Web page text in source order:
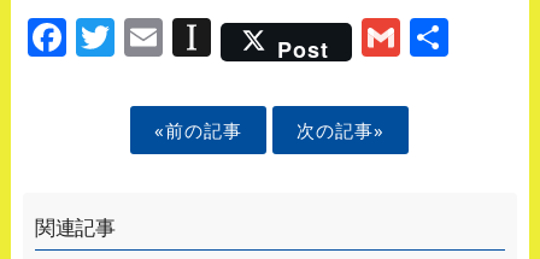
Facebook
Twitter
Email
Instapaper
Post Gmail
«前の記事 次の記事»
関連記事